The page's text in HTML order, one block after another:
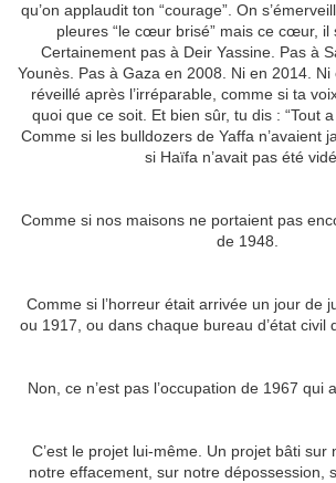
qu’on applaudit ton “courage”. On
pleures “le cœur brisé” mais ce cœur, il
Certainement pas à Deir Yassine. Pas à
Younès. Pas à Gaza en 2008. Ni en 2014. Ni
réveillé après l’irréparable, comme si ta
quoi que ce soit. Et bien sûr, tu dis : “Tout
Comme si les bulldozers de Yaffa n’avaient
si Haïfa n’avait pas été
Comme si nos maisons ne portaient pas
de 1948.
Comme si l’horreur était arrivée un jour de
ou 1917, ou dans chaque bureau d’état civil
Non, ce n’est pas l’occupation de 1967 qui
C’est le projet lui-même. Un projet bâti sur
notre effacement, sur notre dépossession,